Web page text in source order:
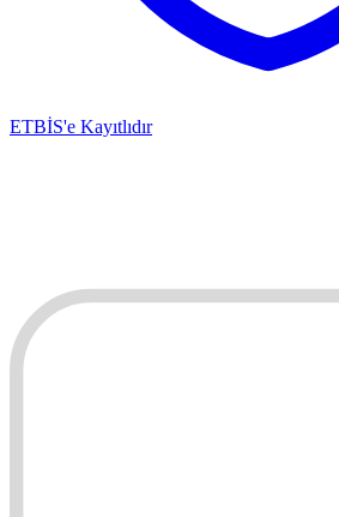
ETBİS'e Kayıtlıdır